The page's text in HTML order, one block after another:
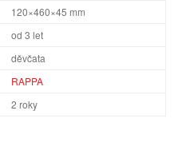
120×460×45 mm
od 3 let
děvčata
RAPPA
2 roky